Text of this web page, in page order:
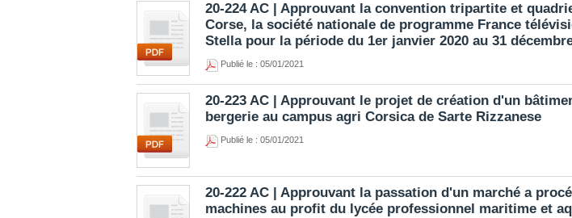
20-224 AC | Approuvant la convention tripartite et
Corse, la société nationale de programme France
Stella pour la période du 1er janvier 2020 au 31
Publié le : 05/01/2021
20-223 AC | Approuvant le projet de création d'un
bergerie au campus agri Corsica de Sarte Rizzanese
Publié le : 05/01/2021
20-222 AC | Approuvant la passation d'un marché a
machines au profit du lycée professionnel maritime et